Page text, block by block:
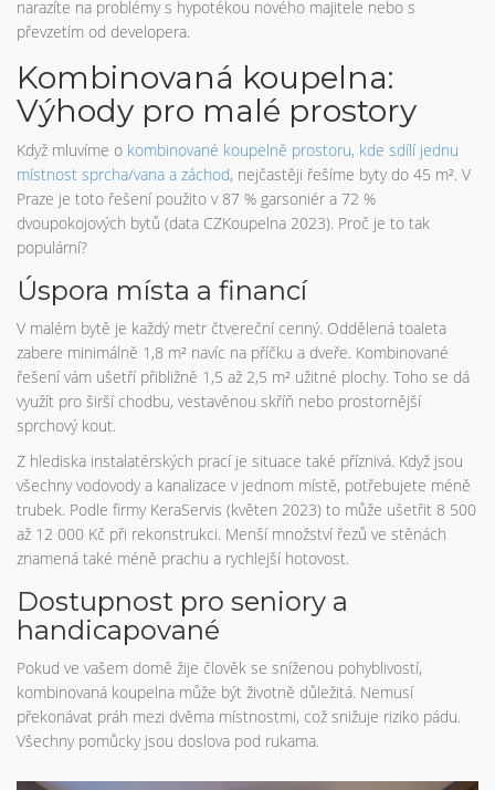
narazíte na problémy s hypotékou nového majitele nebo s
převzetím od developera.
Kombinovaná koupelna:
Výhody pro malé prostory
Když mluvíme o kombinované koupelně prostoru, kde sdílí jednu
místnost sprcha/vana a záchod, nejčastěji řešíme byty do 45 m². V
Praze je toto řešení použito v 87 % garsoniér a 72 %
dvoupokojových bytů (data CZKoupelna 2023). Proč je to tak
populární?
Úspora místa a financí
V malém bytě je každý metr čtvereční cenný. Oddělená toaleta
zabere minimálně 1,8 m² navíc na příčku a dveře. Kombinované
řešení vám ušetří přibližně 1,5 až 2,5 m² užitné plochy. Toho se dá
využít pro širší chodbu, vestavěnou skříň nebo prostornější
sprchový kout.
Z hlediska instalatérských prací je situace také příznivá. Když jsou
všechny vodovody a kanalizace v jednom místě, potřebujete méně
trubek. Podle firmy KeraServis (květen 2023) to může ušetřit 8 500
až 12 000 Kč při rekonstrukci. Menší množství řezů ve stěnách
znamená také méně prachu a rychlejší hotovost.
Dostupnost pro seniory a
handicapované
Pokud ve vašem domě žije člověk se sníženou pohyblivostí,
kombinovaná koupelna může být životně důležitá. Nemusí
překonávat práh mezi dvěma místnostmi, což snižuje riziko pádu.
Všechny pomůcky jsou doslova pod rukama.